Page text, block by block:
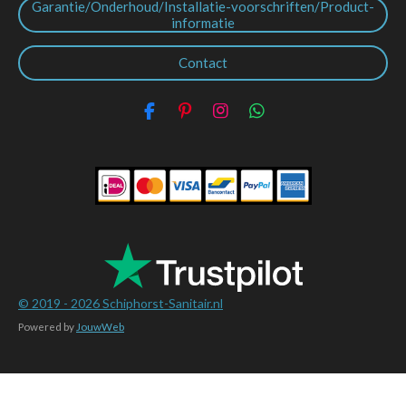
Garantie/Onderhoud/Installatie-voorschriften/Product-
informatie
Contact
F
e
b
o
P
t
e
r
I
t
a
g
W
t
s
A
© 2019 - 2026Schiphorst-Sanitair.nl
Powered by JouwWeb